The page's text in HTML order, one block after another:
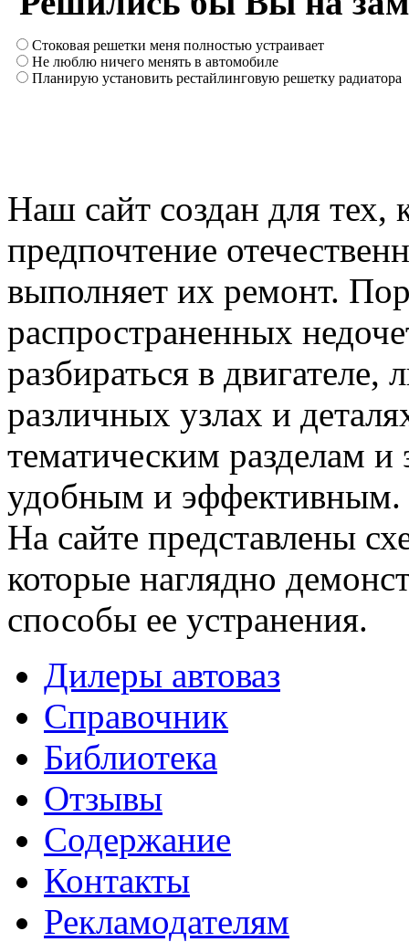
Стоковая решетки меня полностью устраивает
Не люблю ничего менять в автомобиле
Планирую установить рестайлинговую решетку радиатора
Наш сайт создан для тех,
предпочтение
выполняет их ремонт.
распространенных
разбираться в двигателе,
различных узлах и
тематическим разделам и
удобным и эффективным.
На сайте представлены
которые наглядно
способы ее устранения.
Дилеры автоваз
Справочник
Библиотека
Отзывы
Содержание
Контакты
Рекламодателям